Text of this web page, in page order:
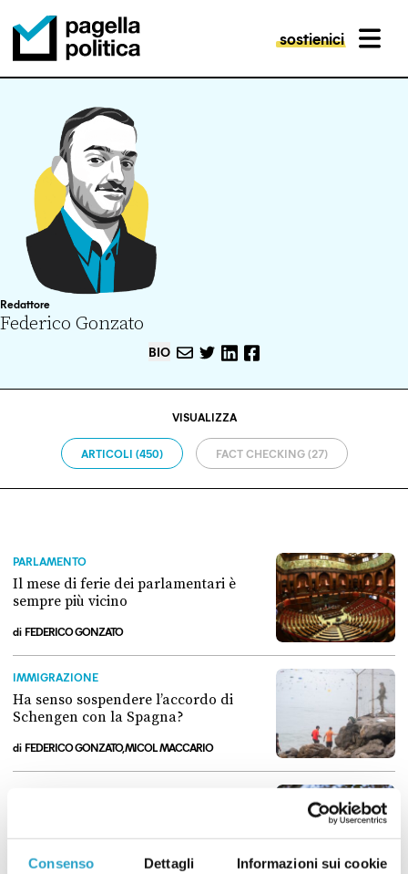
Consenso Dettagli Informazioni sui cookie
Pagella Politica Logo
sostienici MENU
Redattore
Federico Gonzato
BIO
VISUALIZZA
ARTICOLI (450) FACT CHECKING (27)
PARLAMENTO
Il mese di ferie dei parlamentari è
sempre più vicino
di FEDERICO GONZATO
IMMIGRAZIONE
Ha senso sospendere l’accordo di
Schengen con la Spagna?
di FEDERICO GONZATO, MICOL MACCARIO
FEDERICO GONZATO